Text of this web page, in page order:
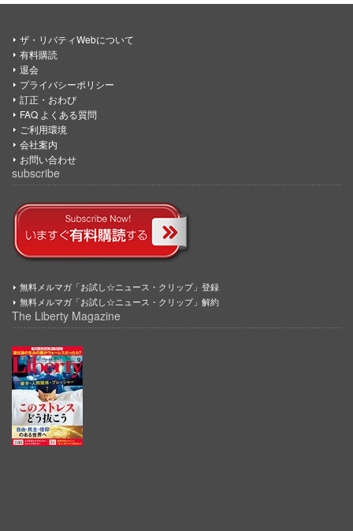
ザ・リバティWebについて
有料購読
退会
プライバシーポリシー
訂正・おわび
FAQ よくある質問
ご利用環境
会社案内
お問い合わせ
subscribe
無料メルマガ「お試し☆ニュース・クリップ」登録
無料メルマガ「お試し☆ニュース・クリップ」解約
The Liberty Magazine